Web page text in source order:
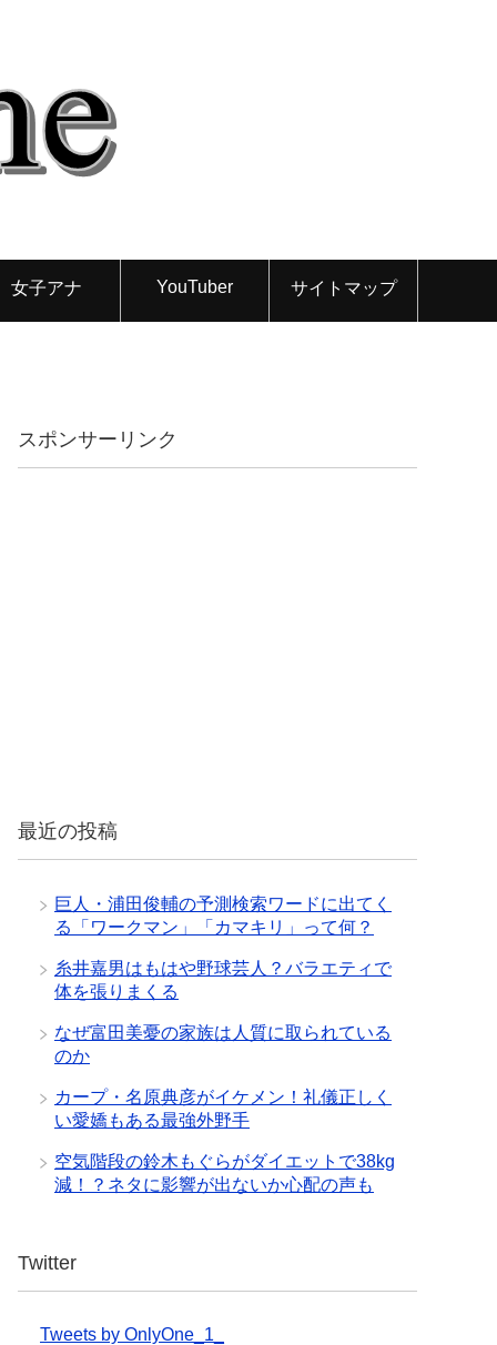
女子アナ YouTuber サイトマップ
スポンサーリンク
最近の投稿
巨人・浦田俊輔の予測検索ワードに出てく
る「ワークマン」「カマキリ」って何？
糸井嘉男はもはや野球芸人？バラエティで
体を張りまくる
なぜ富田美憂の家族は人質に取られている
のか
カープ・名原典彦がイケメン！礼儀正しく
い愛嬌もある最強外野手
空気階段の鈴木もぐらがダイエットで38kg
減！？ネタに影響が出ないか心配の声も
Twitter
Tweets by OnlyOne_1_